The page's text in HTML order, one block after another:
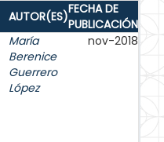
AUTOR(ES)FECHA DE
PUBLICACIÓN
María
Berenice
Guerrero
López
nov-2018